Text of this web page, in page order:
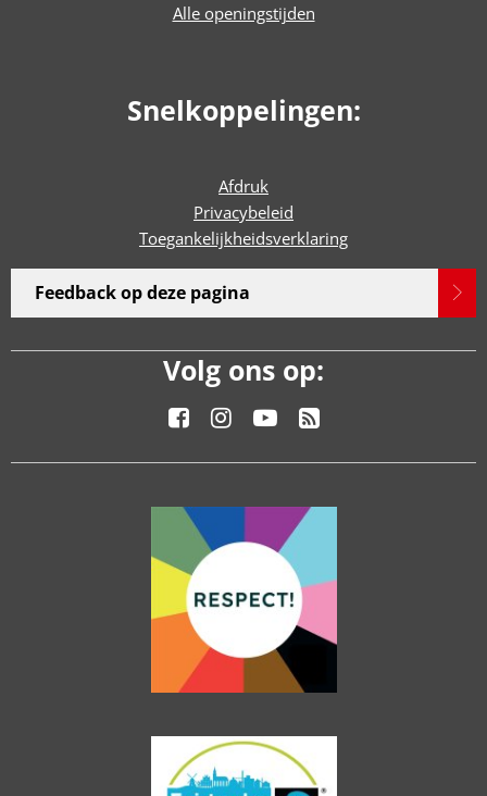
Alle openingstijden
Snelkoppelingen:
Afdruk
Privacybeleid
Toegankelijkheidsverklaring
Feedback op deze pagina
Volg ons op: